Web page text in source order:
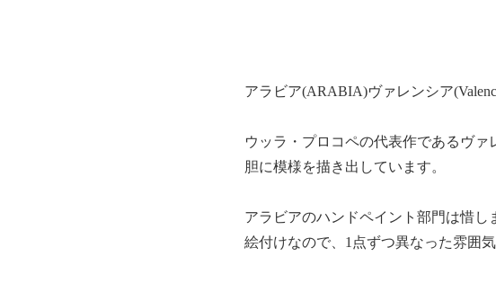
アラビア(ARABIA)ヴァレンシア
ウッラ・プロコペの代表作であるヴ
胆に模様を描き出しています。
アラビアのハンドペイント部門は惜
絵付けなので、1点ずつ異なった雰囲気